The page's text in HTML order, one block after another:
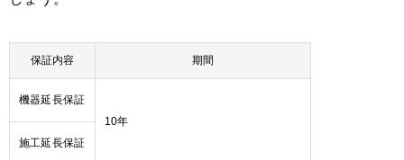
保証内容 期間
機器延長保証
10年
施工延長保証